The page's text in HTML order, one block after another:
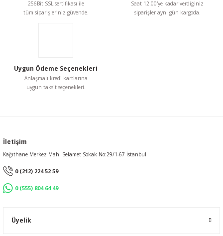
Bu ürüne benzer farklı alternatifler olmalı.
256Bit SSL sertifikası ile
tüm siparişleriniz güvende.
Saat 12:00'ye kadar verdiğiniz
siparişler aynı gün kargoda.
Uygun Ödeme Seçenekleri
Anlaşmalı kredi kartlarına
uygun taksit seçenekleri.
İletişim
Kağıthane Merkez Mah. Selamet Sokak No:29/1-67 İstanbul
0 (212) 224 52 59
0 (555) 804 64 49
Üyelik